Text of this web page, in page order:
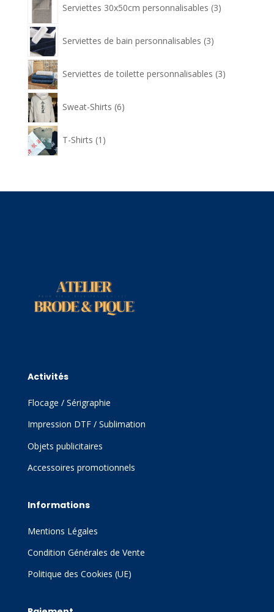
Serviettes 30x50cm personnalisables 3
produits
Serviettes de bain personnalisables 3
produits
Serviettes de toilette personnalisables 3
produits
Sweat-Shirts 6
produits
T-Shirts 1
produit
Activités
Flocage / Sérigraphie
Impression DTF / Sublimation
Objets publicitaires
Accessoires promotionnels
Informations
Mentions Légales
Condition Générales de Vente
Politique des Cookies (UE)